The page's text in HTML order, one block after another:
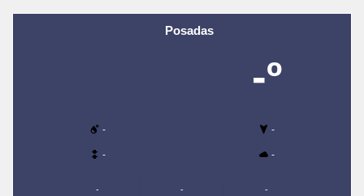
Posadas
-º
- -
- -
- - -